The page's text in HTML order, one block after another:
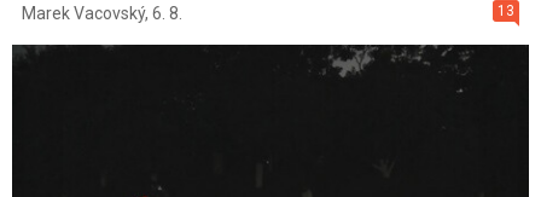
13
Marek Vacovský, 6. 8.